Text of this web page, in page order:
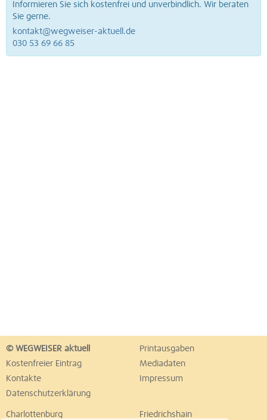
Informieren Sie sich kostenfrei und unverbindlich. Wir beraten
Sie gerne.
kontakt@wegweiser-aktuell.de
030 53 69 66 85
© WEGWEISER aktuell
Printausgaben
Kostenfreier Eintrag
Mediadaten
Kontakte
Impressum
Datenschutzerklärung
Charlottenburg Friedrichshain